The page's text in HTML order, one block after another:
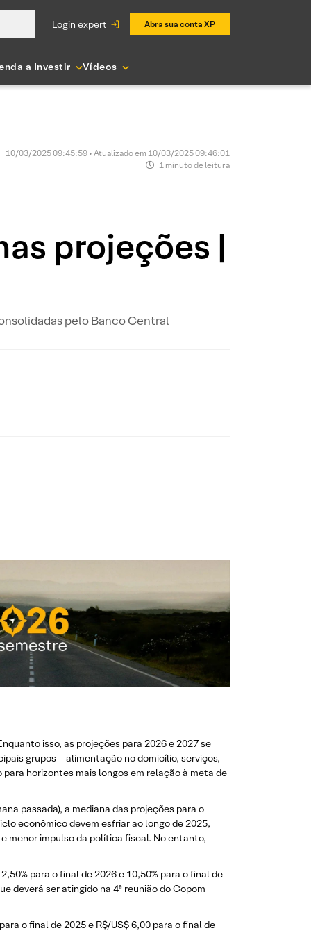
login expert Abra sua conta XP
a Investir Vídeos
10/03/2025 09:45:59 • Atualizado em 10/03/2025 09:46:01
1 minuto de leitura
projeções |
pelo Banco Central
isso, as projeções para 2026 e 2027 se
grupos – alimentação no domicílio, serviços,
horizontes mais longos em relação à meta de
passada), a mediana das projeções para o
econômico devem esfriar ao longo de 2025,
menor impulso da política fiscal. No entanto,
para o final de 2026 e 10,50% para o final de
deverá ser atingido na 4ª reunião do Copom
o final de 2025 e R$/US$ 6,00 para o final de